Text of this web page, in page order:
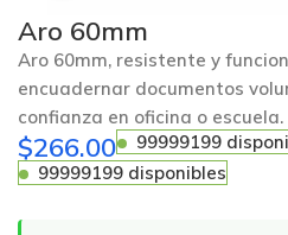
Aro 60mm
Aro 60mm, resistente y
encuadernar documentos
confianza en oficina o escuela.
$266.00
99999199
99999199 disponibles